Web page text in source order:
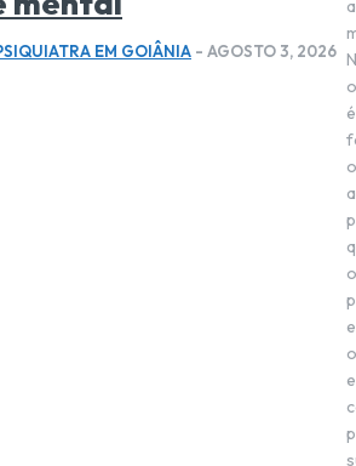
EM GOIÂNIA - AGOSTO 3, 2026
a
é
o
o
o